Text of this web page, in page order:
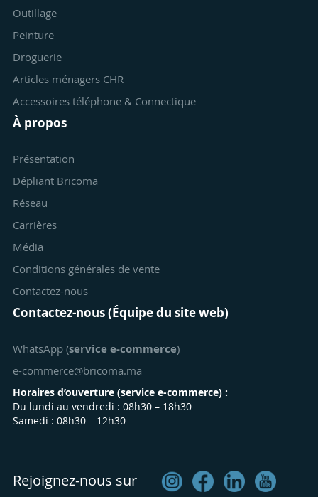
Outillage
Peinture
Droguerie
Articles ménagers CHR
Accessoires téléphone & Connectique
À propos
Présentation
Dépliant Bricoma
Réseau
Carrières
Média
Conditions générales de vente
Contactez-nous
Contactez-nous (Équipe du site web)
WhatsApp (service e-commerce)
e-commerce@bricoma.ma
Horaires d’ouverture (service e-commerce) :
Du lundi au vendredi : 08h30 – 18h30
Samedi : 08h30 – 12h30
Rejoignez-nous sur